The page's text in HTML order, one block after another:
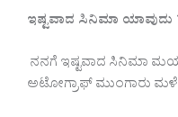
ಇಷ್ಟವಾದ ಸಿನಿಮಾ ಯಾವುದು
ನನಗೆ ಇಷ್ಟವಾದ ಸಿನಿಮಾ
ಅಟೋಗ್ರಾಫ್ ಮುಂಗಾರು ಮಳೆ